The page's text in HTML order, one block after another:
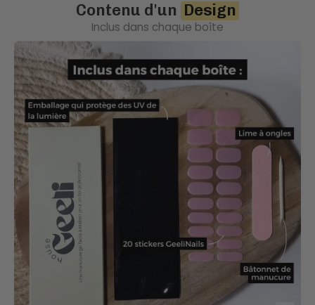
Contenu d'un Design
Inclus dans chaque boîte